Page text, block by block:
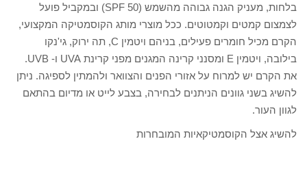
בלחות, מעניק הגנה גבוהה מהשמש (50 SPF) ובמקביל פועל
לצמצום קמטים וקמטוטים. ככל מוצרי מותג הקוסמטיקה המקצועי,
הקרם מכיל חומרים פעילים, בניהם ויטמין C, תה ירוק, גי'נקו
בילובה, ויטמין E ומסנני קרינה המגנים מפני קרינת UVA ו- UVB.
את הקרם יש למרוח על אזורי הפנים והצוואר ולהמתין לספיגה. ניתן
להשיג בשני גוונים הניתנים לבחירה, בצבע לייט או מדיום בהתאם
לגוון העור.
להשיג אצל הקוסמטיקאיות המובחרות